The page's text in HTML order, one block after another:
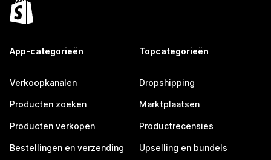
App-categorieën
Verkoopkanalen
Producten zoeken
Producten verkopen
Bestellingen en verzending
Topcategorieën
Dropshipping
Marktplaatsen
Productrecensies
Upselling en bundels